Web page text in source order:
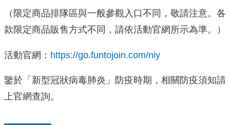
（限定商品排隊區與一般參觀入口不同，敬請注意。各
款限定商品販售方式不同，請依活動官網所示為準。）
活動官網： https://go.funtojoin.com/niy
鑒於「新型冠狀病毒肺炎」防疫時期，相關防疫須知請
上官網查詢。